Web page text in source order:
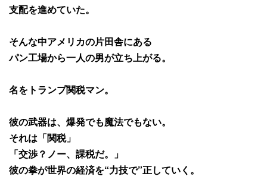
支配を進めていた。
そんな中アメリカの片田舎にある
パン工場から一人の男が立ち上がる。
名をトランプ関税マン。
彼の武器は、爆発でも魔法でもない。
それは「関税」
「交渉？ノー、課税だ。」
彼の拳が世界の経済を“力技で”正していく。